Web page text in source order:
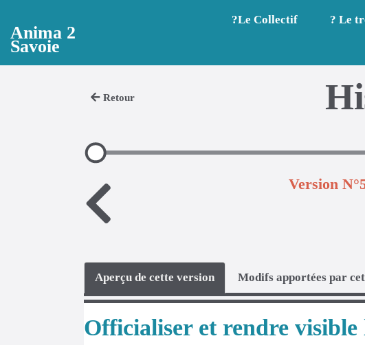
Anima 2
Savoie
?️Le Collectif ? Le
Retour
Version
Aperçu de cette version Modifs apportées par